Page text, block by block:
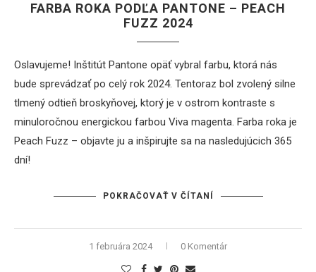
FARBA ROKA PODĽA PANTONE – PEACH
FUZZ 2024
Oslavujeme! Inštitút Pantone opäť vybral farbu, ktorá nás
bude sprevádzať po celý rok 2024. Tentoraz bol zvolený silne
tlmený odtieň broskyňovej, ktorý je v ostrom kontraste s
minuloročnou energickou farbou Viva magenta. Farba roka je
Peach Fuzz – objavte ju a inšpirujte sa na nasledujúcich 365
dní!
POKRAČOVAŤ V ČÍTANÍ
1 februára 2024 0 Komentár